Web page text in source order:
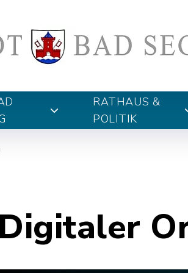
RATHAUS &
POLITIK
Digitaler